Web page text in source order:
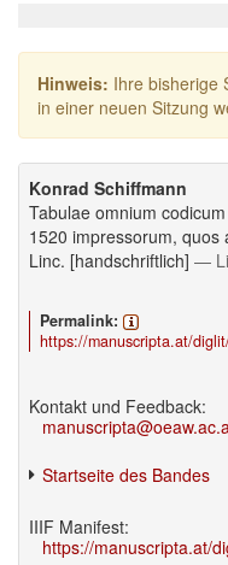
Hinweis: Ihre bisherige
in einer neuen Sitzung
Konrad Schiffmann
Tabulae omnium
1520 impressorum, quos
Linc. [handschriftlich] —
Permalink:
https://manuscripta.at/
Kontakt und Feedback:
Startseite des Bandes
IIIF Manifest:
https://manuscripta.at/